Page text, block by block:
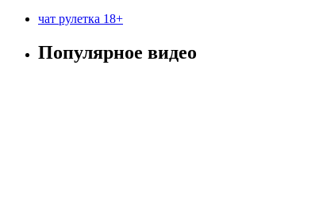
чат рулетка 18+
Популярное видео